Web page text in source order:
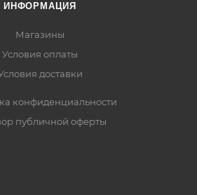
ИНФОРМАЦИЯ
Магазины
Условия оплаты
доставки
конфиденциальности
публичной оферты